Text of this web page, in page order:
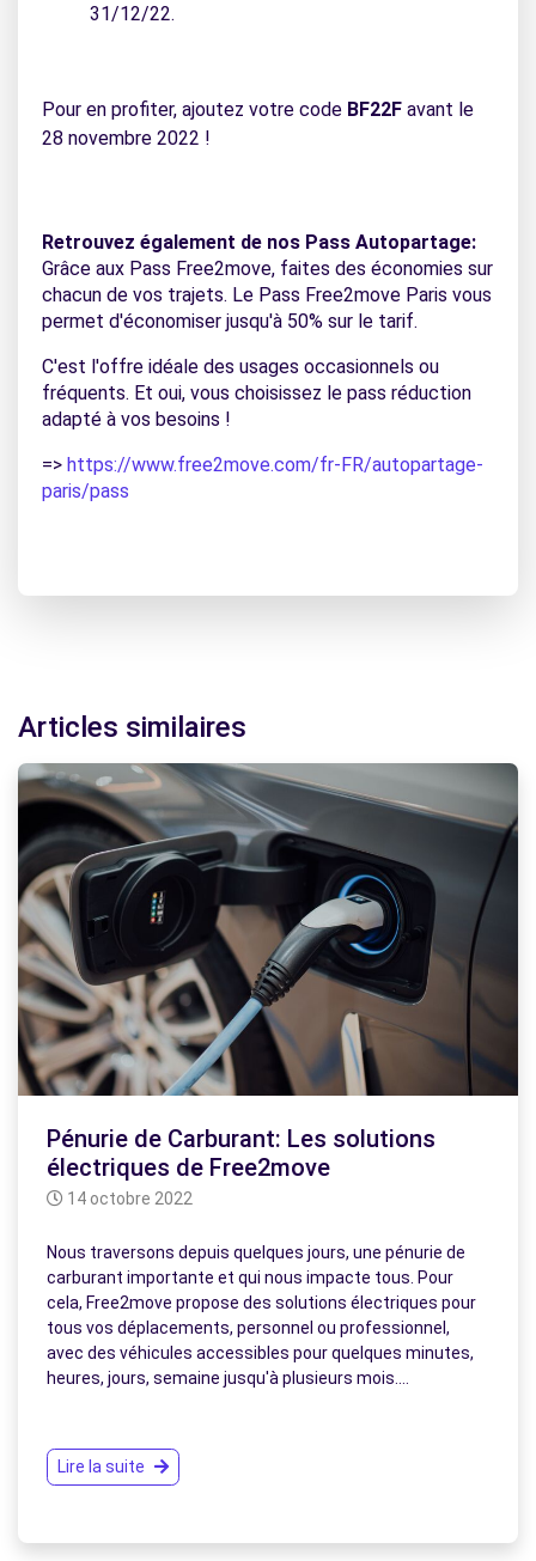
31/12/22.
Pour en profiter, ajoutez votre code BF22F avant le
28 novembre 2022 !
Retrouvez également de nos Pass Autopartage:
Grâce aux Pass Free2move, faites des économies sur
chacun de vos trajets. Le Pass Free2move Paris vous
permet d'économiser jusqu'à 50% sur le tarif.
C'est l'offre idéale des usages occasionnels ou
fréquents. Et oui, vous choisissez le pass réduction
adapté à vos besoins !
=> https://www.free2move.com/fr-FR/autopartage-
paris/pass
Articles similaires
Pénurie de Carburant: Les solutions
électriques de Free2move
14 octobre 2022
Nous traversons depuis quelques jours, une pénurie de
carburant importante et qui nous impacte tous. Pour
cela, Free2move propose des solutions électriques pour
tous vos déplacements, personnel ou professionnel,
avec des véhicules accessibles pour quelques minutes,
heures, jours, semaine jusqu'à plusieurs mois.…
Lire la suite